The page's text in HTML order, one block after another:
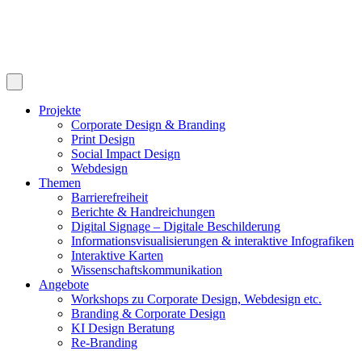
Projekte
Corporate Design & Branding
Print Design
Social Impact Design
Webdesign
Themen
Barrierefreiheit
Berichte & Handreichungen
Digital Signage – Digitale Beschilderung
Informationsvisualisierungen & interaktive Infografiken
Interaktive Karten
Wissenschaftskommunikation
Angebote
Workshops zu Corporate Design, Webdesign etc.
Branding & Corporate Design
KI Design Beratung
Re-Branding